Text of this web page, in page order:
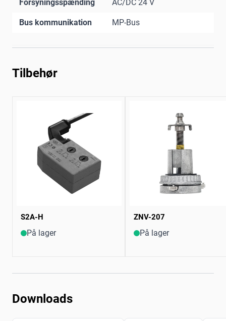
Forsyningsspænding AC/DC 24 V
Bus kommunikation MP-Bus
Tilbehør
S2A-H
På lager
ZNV-207
På lager
Downloads